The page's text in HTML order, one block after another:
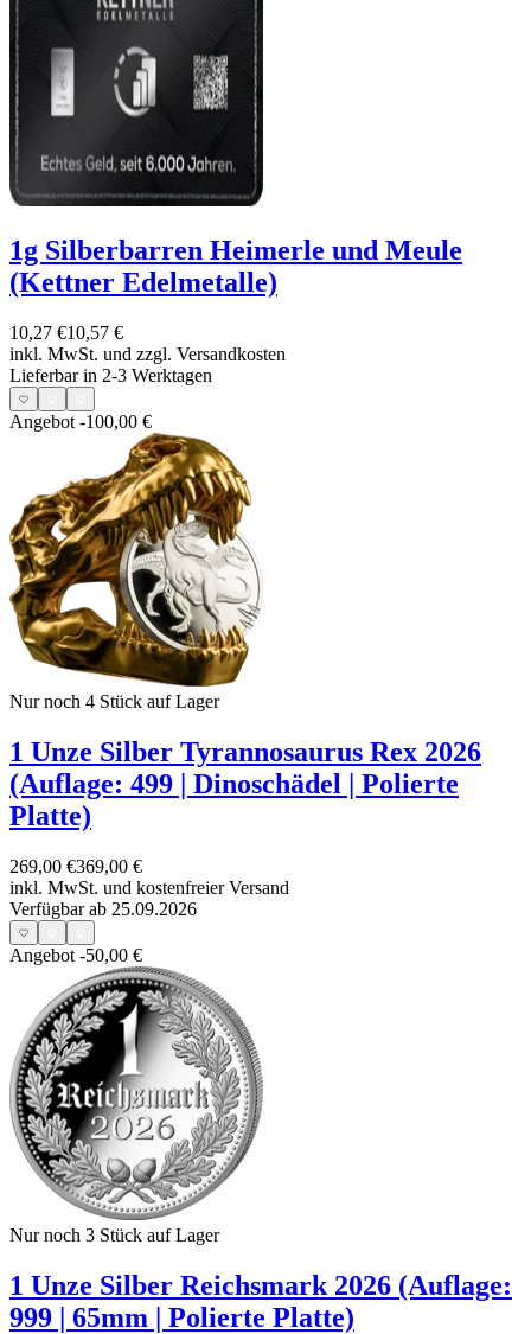
1g Silberbarren Heimerle und Meule
(Kettner Edelmetalle)
10,27 €10,57 €
inkl. MwSt. und zzgl. Versandkosten
Lieferbar in 2-3 Werktagen
Angebot -100,00 €
Nur noch 4 Stück auf Lager
1 Unze Silber Tyrannosaurus Rex 2026
(Auflage: 499 | Dinoschädel | Polierte
Platte)
269,00 €369,00 €
inkl. MwSt. und kostenfreier Versand
Verfügbar ab 25.09.2026
Angebot -50,00 €
Nur noch 3 Stück auf Lager
1 Unze Silber Reichsmark 2026 (Auflage:
999 | 65mm | Polierte Platte)